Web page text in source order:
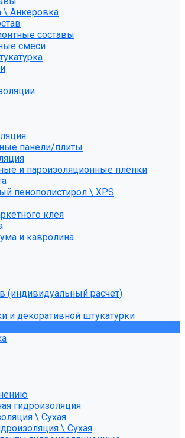
\ Анкеровка
составы
смеси
панели/плиты
и пароизоляционные плёнки
пенополистирол \ XPS
клея
и кавролина
(индивидуальный расчет)
и декоративной штукатурки
гидроизоляция
\ Сухая
\ Сухая